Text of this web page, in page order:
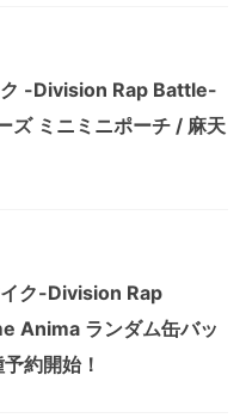
ク -Division Rap Battle-
ズ ミニミニポーチ / 麻天
イク-Division Rap
Anima ランダム缶バッ
約開始！